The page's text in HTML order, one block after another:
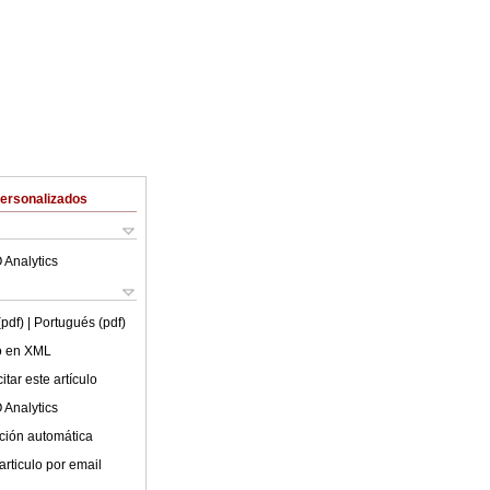
Analytics
| Portugués (pdf)
en XML
este artículo
Analytics
automática
por email